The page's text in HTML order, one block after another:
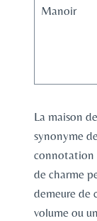
Manoir
La maison
synonyme
connotation
de charme
demeure de
volume ou